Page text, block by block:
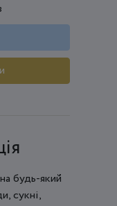
будь-який
сукні,